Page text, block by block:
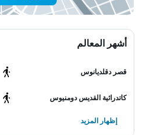
أشهر المعالم
قصر دقلديانوس
كاتدرائية القديس دومنيوس
إظهار المزيد